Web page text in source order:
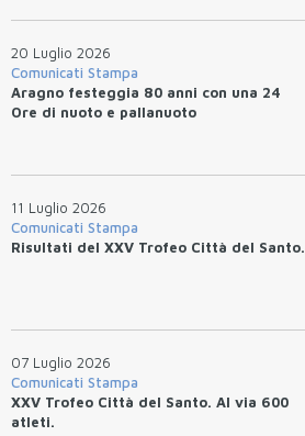
20 Luglio 2026
Comunicati Stampa
Aragno festeggia 80 anni con una 24
Ore di nuoto e pallanuoto
11 Luglio 2026
Comunicati Stampa
Risultati del XXV Trofeo Città del Santo.
07 Luglio 2026
Comunicati Stampa
XXV Trofeo Città del Santo. Al via 600
atleti.